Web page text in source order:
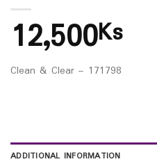
12,500Ks
Clean & Clear – 171798
ADDITIONAL INFORMATION